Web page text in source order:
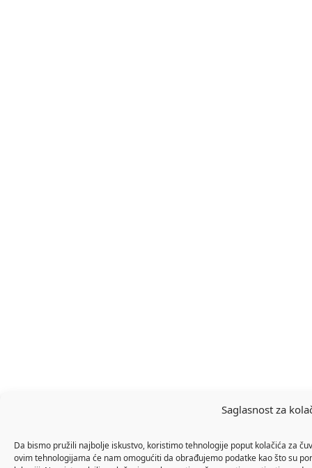
Saglasnost za
Da bismo pružili najbolje iskustvo, koristimo tehnologije poput kolačića za
ovim tehnologijama će nam omogućiti da obrađujemo podatke kao što su